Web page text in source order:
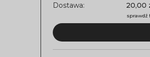
Dostawa:
20,00
sprawdź